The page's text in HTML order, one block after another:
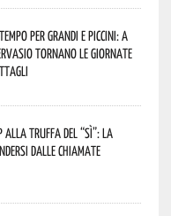
per grandi e piccini: a
tornano le Giornate
alla truffa del “Sì”: la
dalle chiamate